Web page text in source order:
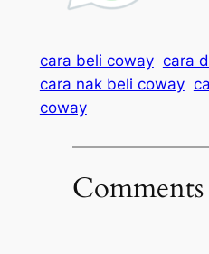
cara beli coway cara
cara nak beli coway
coway
Comments